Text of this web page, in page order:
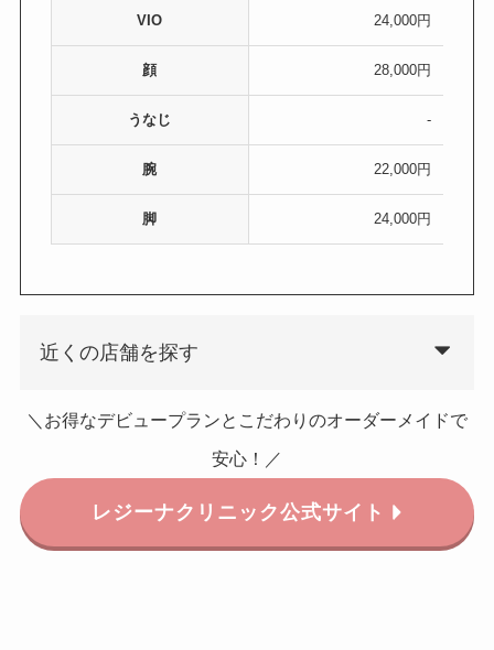
VIO 24,000円
顔 28,000円
うなじ -
腕 22,000円
脚 24,000円
近くの店舗を探す
＼お得なデビュープランとこだわりのオーダーメイドで
安心！／
レジーナクリニック公式サイト